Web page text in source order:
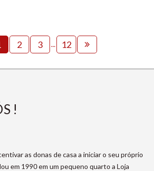
2 3 ... 12
!
as donas de casa a iniciar o seu próprio
em 1990 em um pequeno quarto a Loja